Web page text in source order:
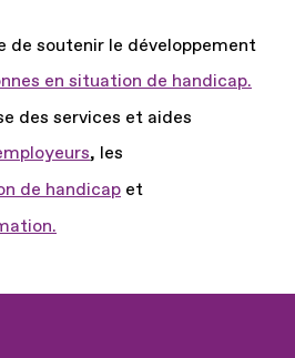
de soutenir le développement
en situation de handicap.
des services et aides
, les
de handicap et